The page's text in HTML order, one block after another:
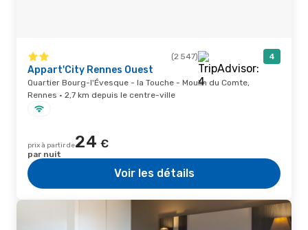
(2 547) 4
Appart'City Rennes Ouest
Quartier Bourg-l'Évesque - la Touche - Moulin du Comte,
Rennes · 2,7 km depuis le centre-ville
prix à partir de24 €
par nuit
Voir les détails